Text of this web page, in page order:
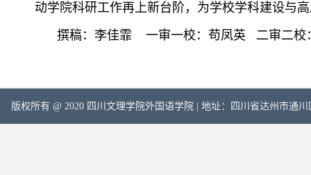
动学院科研工作再上新台阶，为学校学科建设与
撰稿：李佳霏 一审一校：苟凤英 二审二校
版权所有 @ 2020 四川文理学院外国语学院 | 地址：四川省达州市通